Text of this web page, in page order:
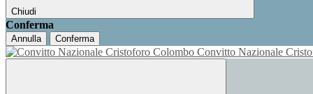
Chiudi
Conferma
Annulla Conferma
Convitto Nazionale